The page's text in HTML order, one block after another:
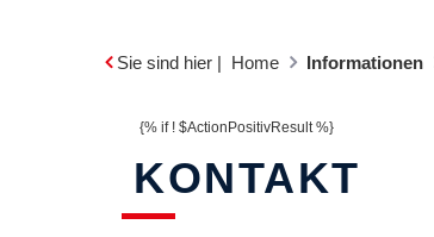
Sie sind hier | Home Informationen
{% if ! $ActionPositivResult %}
KONTAKT